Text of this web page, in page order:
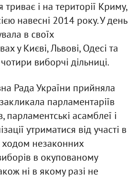
і на території Криму,
навесні 2014 року. У день
в своїх
у Києві, Львові, Одесі та
виборчі дільниці.
Рада України прийняла
парламентаріїв
парламентські асамблеї і
утриматися від участі в
ходом незаконних
в окупованому
ні в якому разі не